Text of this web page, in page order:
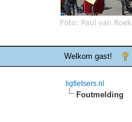
Welkom gast!
ligfietsers.nl
Foutmelding